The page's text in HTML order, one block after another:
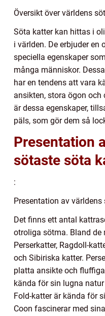
Översikt över världens
Söta katter kan hittas i
i världen. De erbjuder
speciella egenskaper
många människor.
har en tendens att vara
ansikten, stora ögon och
är dessa egenskaper,
päls, som gör dem så
Presentation
sötaste söta
:
Presentation av
Det finns ett antal
otroliga sötma. Bland de
Perserkatter, Ragdoll-
och Sibiriska katter.
platta ansikte och
kända för sin lugna
Fold-katter är kända för
Coon fascinerar med